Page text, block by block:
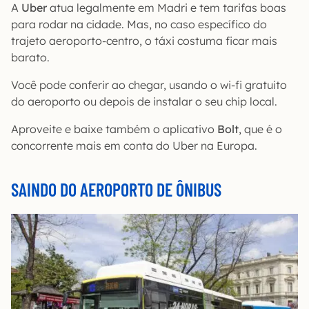
A Uber atua legalmente em Madri e tem tarifas boas
para rodar na cidade. Mas, no caso específico do
trajeto aeroporto-centro, o táxi costuma ficar mais
barato.
Você pode conferir ao chegar, usando o wi-fi gratuito
do aeroporto ou depois de instalar o seu chip local.
Aproveite e baixe também o aplicativo Bolt, que é o
concorrente mais em conta do Uber na Europa.
SAINDO DO AEROPORTO DE ÔNIBUS